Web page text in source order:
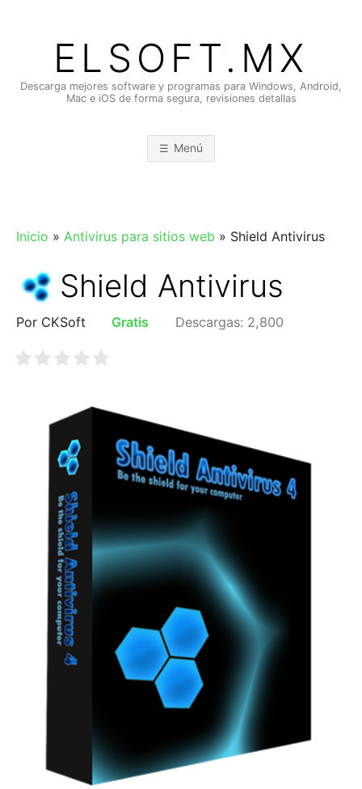
contenidoELSOFT.MX
Descarga mejores software y programas para Windows, Android,
Mac e iOS de forma segura, revisiones detallas
Menú
Inicio » Antivirus para sitios web » Shield Antivirus
Shield Antivirus
Por CKSoft Gratis Descargas: 2,800